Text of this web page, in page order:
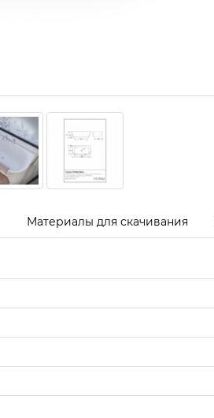
Материалы для скачивания